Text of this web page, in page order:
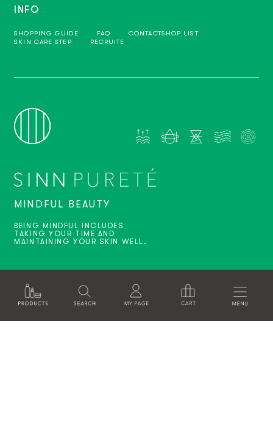
INFO
SHOPPING GUIDE FAQ CONTACTSHOP LIST
SKIN CARE STEP
RECRUITE
MINDFUL BEAUTY
BEING MINDFUL INCLUDES
TAKING YOUR TIME AND
MAINTAINING YOUR SKIN WELL.
ソーシャルメディアポリシー
プライバシーポリシー RECRUITE